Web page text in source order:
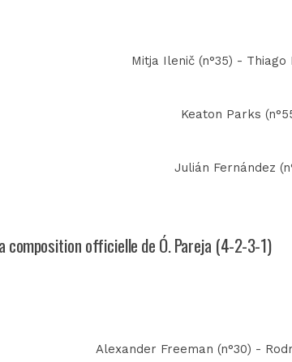
Mitja Ilenič (n°35) - Thiago
Keaton Parks
Julián Fernández
composition officielle de Ó. Pareja (4-2-3-1)
Alexander Freeman (n°30) -